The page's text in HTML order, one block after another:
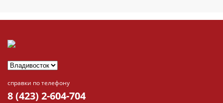
справки по телефону
8 (423) 2-604-704